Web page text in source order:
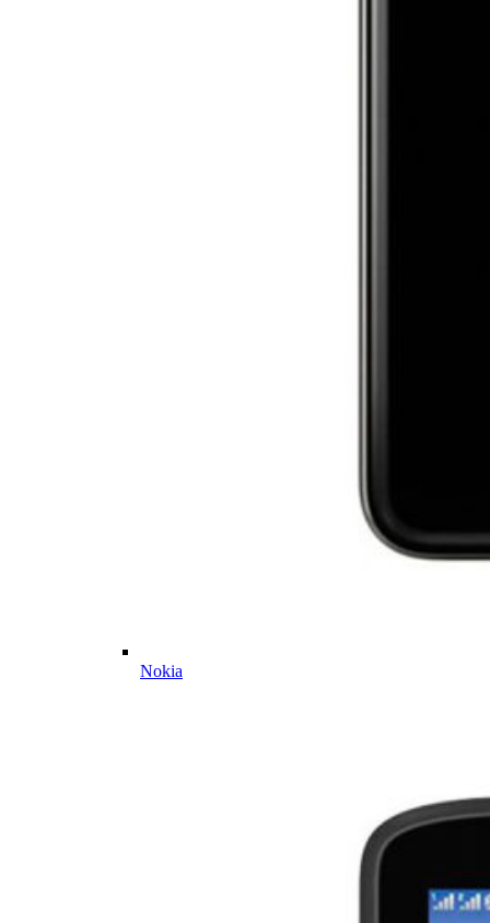
Nokia